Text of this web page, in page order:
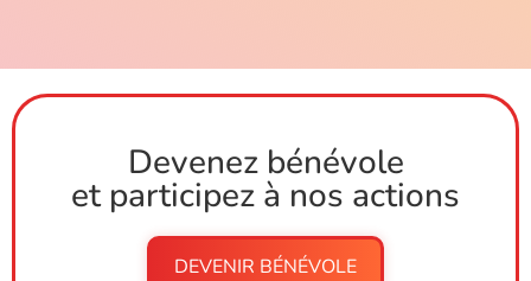
Devenez bénévole
et participez à nos actions
DEVENIR BÉNÉVOLE